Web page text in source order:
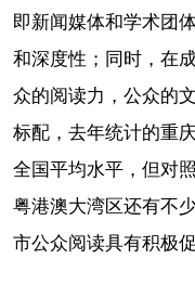
即新闻媒体和学术团
和深度性；同时，在
众的阅读力，公众的
标配，去年统计的重
全国平均水平，但对
粤港澳大湾区还有不
市公众阅读具有积极促